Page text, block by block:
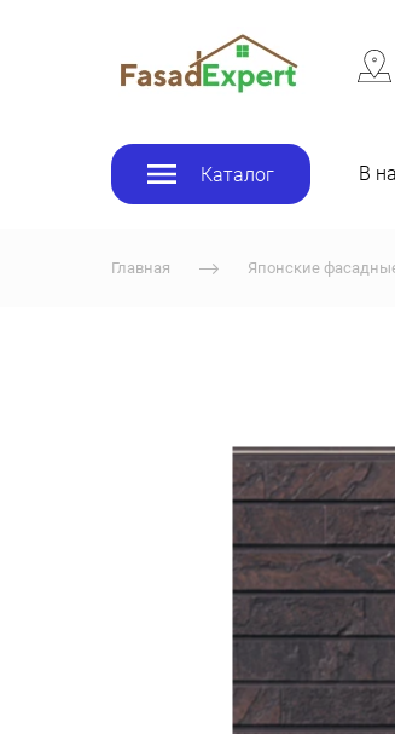
Каталог В
Главная Японские